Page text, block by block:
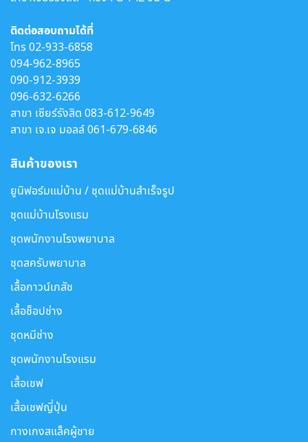
ติดต่อสอบถามได้ที่
โทร02-933-6858
094-962-8965
090-912-3939
096-632-6266
สาขา เซียร์รังสิต 083-612-9649
สาขา เจ.เจ มอลล์061-679-6846
สินค้าของเรา
ยูนิฟอร์มแม่บ้าน / ชุดแม่บ้านสำเร็จรูป
ชุดแม่บ้านโรงแรม
ชุดพนักงานโรงพยาบาล
ชุดสครับพยาบาล
เสื้อกาวน์เภสัช
เสื้อช็อปช่าง
ชุดหมีช่าง
ชุดพนักงานโรงแรม
เสื้อเชฟ
เสื้อเชฟญี่ปุ่น
กางเกงสแล็คผู้ชาย